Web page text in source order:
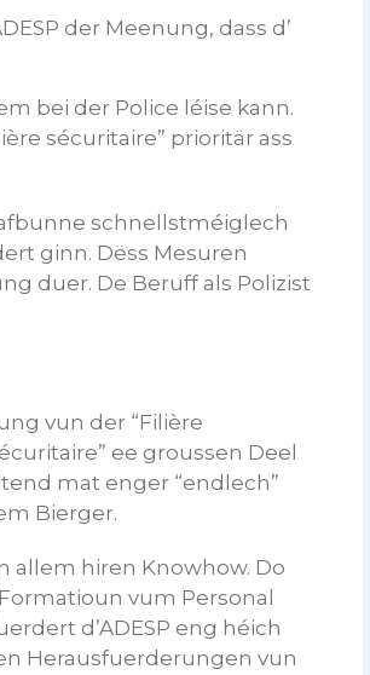
der Meenung, dass d’
bei der Police léise kann.
sécuritaire” prioritär ass
schnellstméiglech
ginn. Dëss Mesuren
duer. De Beruff als Polizist
vun der “Filière
ee groussen Deel
mat enger “endlech”
Bierger.
allem hiren Knowhow. Do
vum Personal
d’ADESP eng héich
Herausfuerderungen vun